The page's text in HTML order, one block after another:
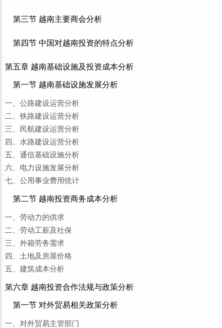
第三节 越南主要商会分析
第四节 中国对越南投资的特点分析
第五章 越南基础设施及投资成本分析
第一节 越南基础设施发展分析
一、公路建设运营分析
二、铁路建设运营分析
三、民航建设运营分析
四、水路建设运营分析
五、通信基础设施分析
六、电力设施发展分析
七、公用事业费用统计
第二节 越南投资商务成本分析
一、劳动力的供求
二、劳动工薪及社保
三、外籍劳务需求
四、土地及房屋价格
五、建筑成本分析
第六章 越南投资合作法规与政策分析
第一节 对外贸易相关政策分析
一、对外贸易主管部门